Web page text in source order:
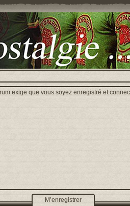
exige que vous soyez enregistré et
M’enregistrer